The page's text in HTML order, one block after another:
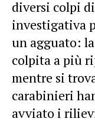
diversi colpi
investigativa
un agguato:
colpita a più
mentre si
carabinieri
avviato i